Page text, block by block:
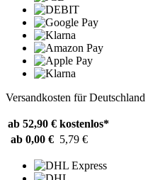
Versandkosten für Deutschland
ab 52,90 € kostenlos*
ab 0,00 € 5,79 €